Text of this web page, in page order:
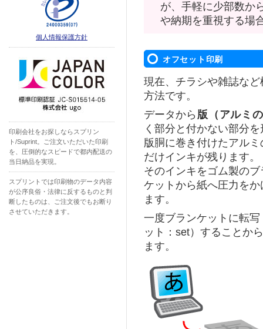
個人情報保護方針
印刷会社をお探しならスプリン
ト/Suprint。ご注文いただいた印刷
を、圧倒的なスピードで都内配送の
当日納品を実現。
スプリントでは印刷物のデータ内容
が公序良俗・法律に反するものと判
断したものは、ご注文後でもお断り
させていただきます。
が、手軽に少部数か
や納期を重視する場
オフセット印刷
現在、チラシや雑誌な
方法です。
データから 版（アルミ
く部分と付かない部分
版胴に巻き付けたアル
だけインキが残ります。
そのインキをゴム製の
ケットから紙へ圧力を
ます。
一度ブランケットに転
ット：set）することから
ます。